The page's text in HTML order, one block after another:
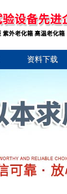
资料下载